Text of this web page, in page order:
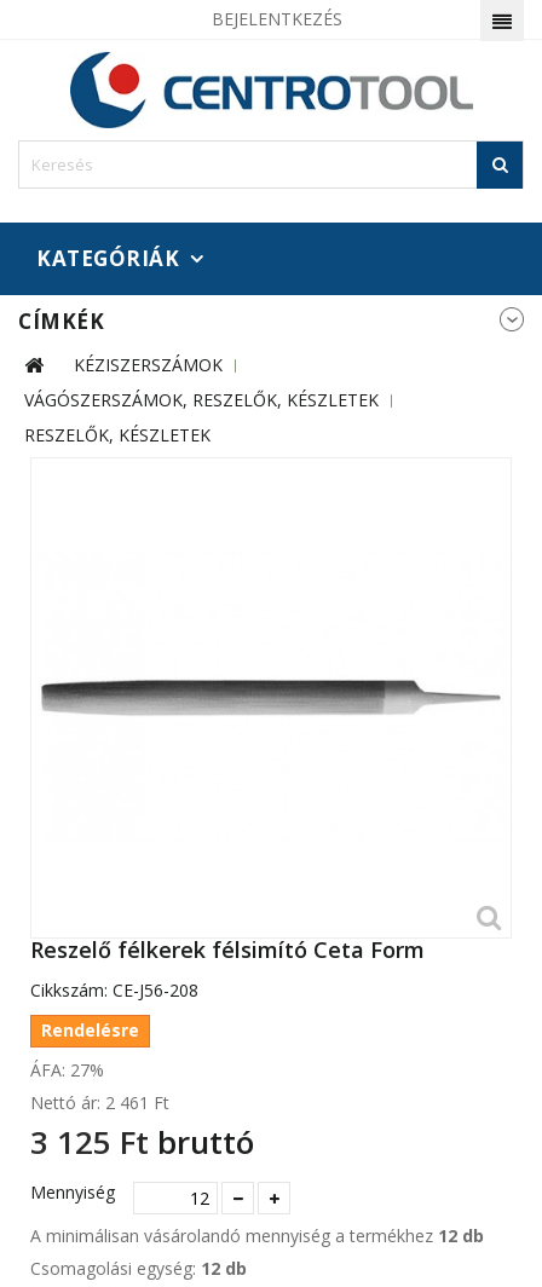
BEJELENTKEZÉS
KATEGÓRIÁK
CÍMKÉK
KÉZISZERSZÁMOK
VÁGÓSZERSZÁMOK, RESZELŐK, KÉSZLETEK
RESZELŐK, KÉSZLETEK
Reszelő félkerek félsimító Ceta Form
Cikkszám: CE-J56-208
Rendelésre
ÁFA: 27%
Nettó ár: 2 461 Ft‎
3 125 Ft‎ bruttó
Mennyiség
A minimálisan vásárolandó mennyiség a termékhez 12 db
Csomagolási egység: 12 db